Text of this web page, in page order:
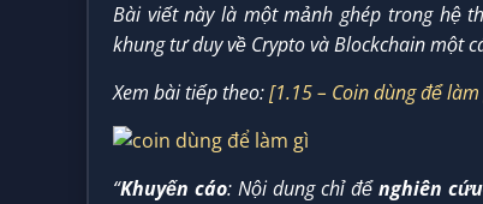
Bài viết này là một mảnh ghép trong hệ
khung tư duy về Crypto và Blockchain một
Xem bài tiếp theo:[1.15 – Coin dùng để
“Khuyến cáo: Nội dung chỉ đểnghiên